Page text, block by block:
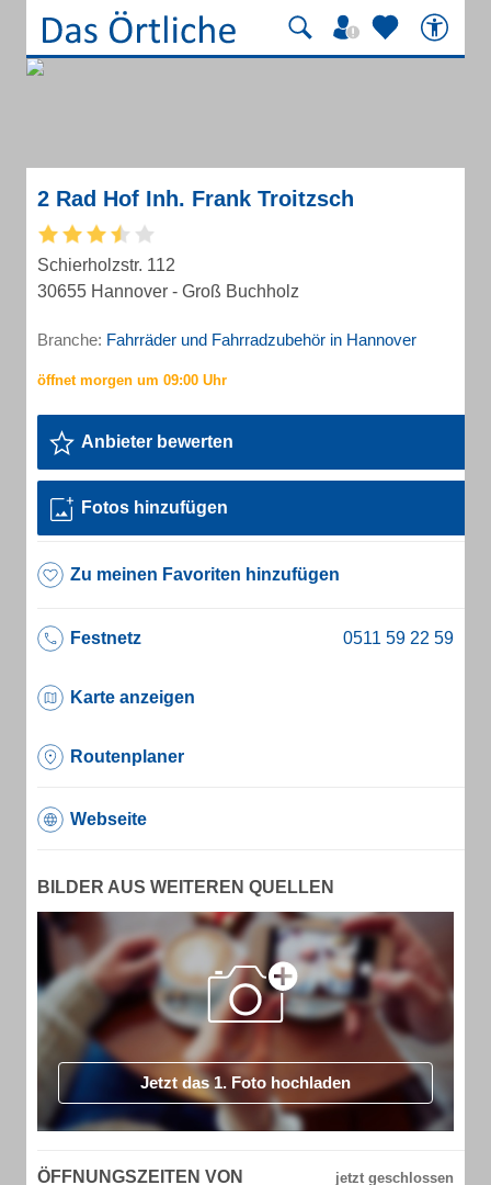
2 Rad Hof Inh. Frank Troitzsch
Schierholzstr. 112
30655 Hannover - Groß Buchholz
Branche: Fahrräder und Fahrradzubehör in Hannover
Anbieter bewerten
Fotos hinzufügen
Zu meinen Favoriten hinzufügen
Festnetz
Karte anzeigen
Routenplaner
Webseite
BILDER AUS WEITEREN QUELLEN
Jetzt das 1. Foto hochladen
ÖFFNUNGSZEITEN VON